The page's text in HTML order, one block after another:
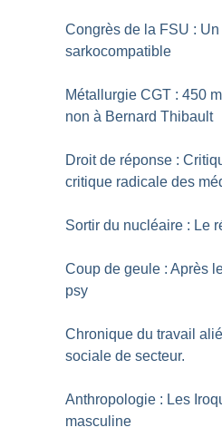
Congrès de la FSU :
sarkocompatible
Métallurgie CGT : 450
non à Bernard Thibault
Droit de réponse :
critique radicale des
Sortir du nucléaire : Le
Coup de geule : Après
psy
Chronique du travail
sociale de secteur.
Anthropologie : Les
masculine